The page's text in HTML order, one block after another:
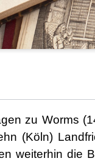
zu Worms
(Köln)
weiterhin die